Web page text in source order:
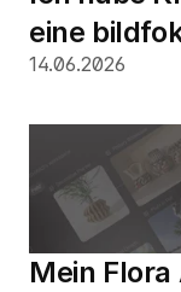
eine
14.06.2026
Mein Flora